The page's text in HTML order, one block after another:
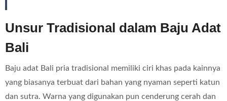
Unsur Tradisional dalam Baju Adat
Bali
Baju adat Bali pria tradisional memiliki ciri khas pada kainnya
yang biasanya terbuat dari bahan yang nyaman seperti katun
dan sutra. Warna yang digunakan pun cenderung cerah dan